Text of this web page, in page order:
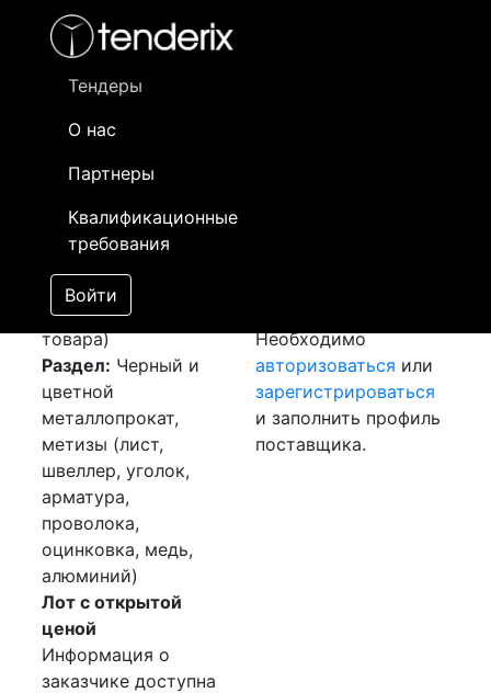
Тендеры
О нас
Партнеры
Квалификационные
требования
Войти
- активный лот
- сохраненный лот (не опубликован)
Закуп: Швеллер
[Завершен]
Победитель выбран
Лот №:5616
АУКЦИОН (покупка
товара)
Раздел: Черный и
цветной
металлопрокат,
метизы (лист,
швеллер, уголок,
арматура,
проволока,
оцинковка, медь,
алюминий)
Лот с открытой
ценой
Информация о
заказчике доступна
Необходимо
авторизоваться или
зарегистрироваться
и заполнить профиль
поставщика.